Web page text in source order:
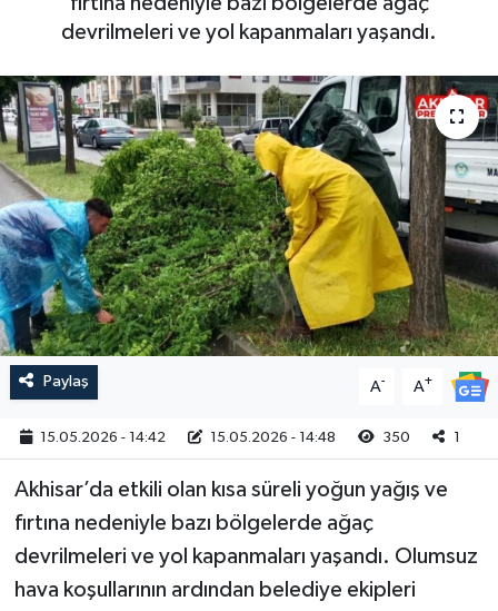
devrilmeleri ve yol kapanmaları yaşandı.
Paylaş A- A+
15.05.2026 - 14:42 15.05.2026 - 14:48 350 1
Akhisar’da etkili olan kısa süreli yoğun yağış ve
fırtına nedeniyle bazı bölgelerde ağaç
devrilmeleri ve yol kapanmaları yaşandı. Olumsuz
hava koşullarının ardından belediye ekipleri
Magazin
Duyurular
Kadın
Teknoloji
Yerel Haber
Akhisar Emlak
Ülke
Etiketler
Duyurular
Tarım-Gıda
Sektörel
Röportaj
Dünya
Yaşam
Kadın
Teknoloji
Yerel Haber
Akhisar Emlak